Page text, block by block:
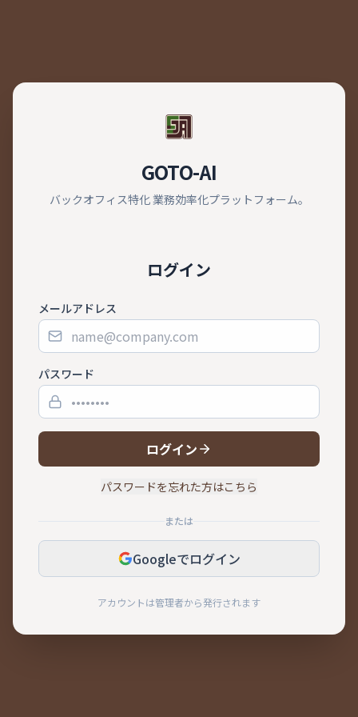
GOTO-AI
バックオフィス特化 業務効率化プラットフォーム。
ログイン
メールアドレス
パスワード
ログイン
パスワードを忘れた方はこちら
または
Googleでログイン
アカウントは管理者から発行されます